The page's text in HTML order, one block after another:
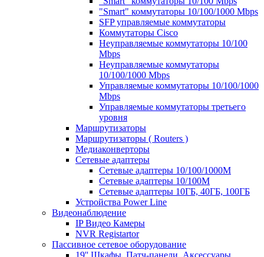
"Smart" коммутаторы 10/100/1000 Mbps
SFP управляемые коммутаторы
Коммутаторы Cisco
Неуправляемые коммутаторы 10/100
Mbps
Неуправляемые коммутаторы
10/100/1000 Mbps
Управляемые коммутаторы 10/100/1000
Mbps
Управляемые коммутаторы третьего
уровня
Маршрутизаторы
Маршрутизаторы ( Routers )
Медиаконверторы
Сетевые адаптеры
Сетевые адаптеры 10/100/1000М
Сетевые адаптеры 10/100M
Сетевые адаптеры 10ГБ, 40ГБ, 100ГБ
Устройства Power Line
Видеонаблюдение
IP Видео Камеры
NVR Registartor
Пассивное сетевое оборудование
19'' Шкафы, Патч-панели, Аксессуары